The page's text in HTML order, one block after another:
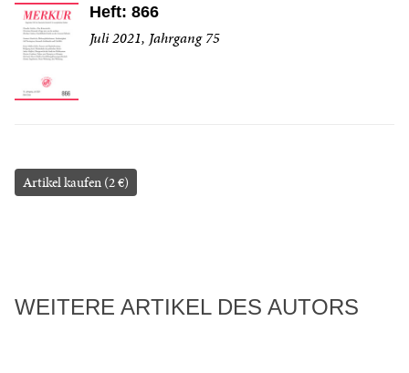
Heft: 866
Juli 2021, Jahrgang 75
Artikel kaufen (2 €)
WEITERE ARTIKEL DES AUTORS